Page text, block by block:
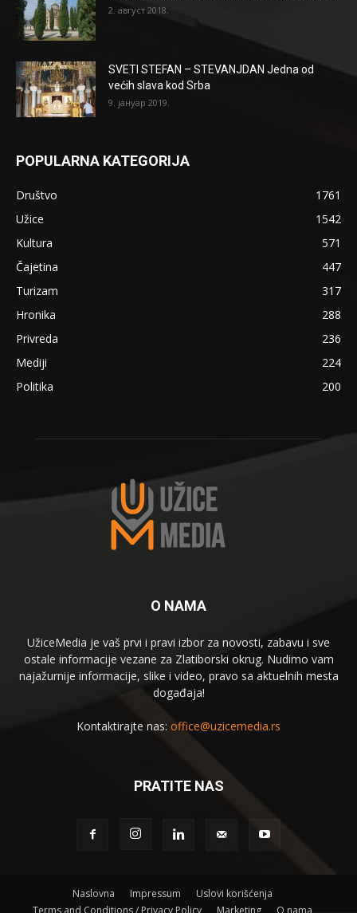
2. август 2018.
SVETI STEFAN – STEVANJDAN Jedna od
većih slava kod Srba
9. јануар 2019.
POPULARNA KATEGORIJA
Društvo
1761
Užice
1542
Kultura
571
Čajetina
447
Turizam
317
Hronika
288
Privreda
236
Mediji
224
Politika
200
O NAMA
UžiceMedia je vaš prvi i pravi izbor za novosti, zabavu i sve
ostale informacije vezane za Zlatiborski okrug. Nudimo vam
najažurnije informacije, slike i video, pravo sa aktuelnih mesta
događaja!
Kontaktirajte nas: office@uzicemedia.rs
PRATITE NAS
Naslovna Impressum
Uslovi korišćenja
Terms and Conditions / Privacy Policy
Marketing O nama